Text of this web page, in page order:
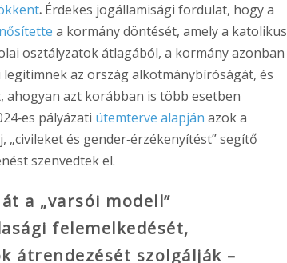
.Érdekes jogállamisági fordulat, hogy a
a kormány döntését, amely a katolikus
osztályzatok átlagából, a kormány azonban
az ország alkotmánybíróságát, és
ahogyan azt korábban is több esetben
pályázati ütemterve alapján azok a
és gender‑érzékenyítést” segítő
szenvedtek el.
a „varsói modell”
felemelkedését,
átrendezését szolgálják –